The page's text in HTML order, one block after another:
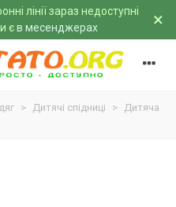
лінії зараз недоступні
єв месенджерах ×
> Дитячі спідниці > Дитяча